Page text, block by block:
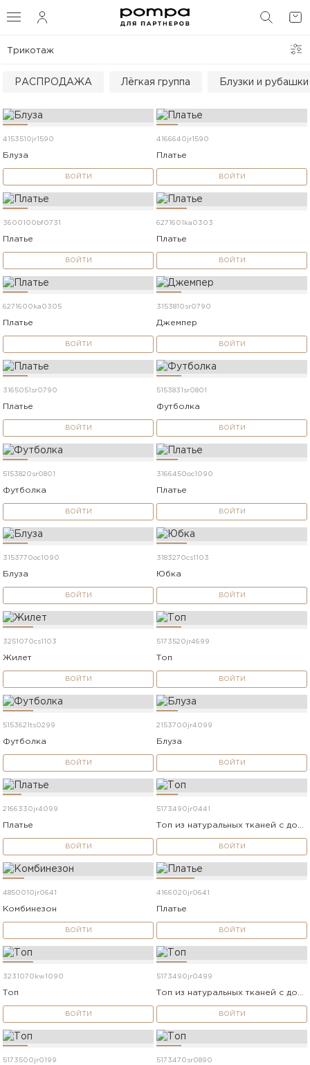
Трикотаж
РАСПРОДАЖА Лёгкая группа Блузки и рубашки
4153510jr1590
Блуза
ВОЙТИ
4166640jr1590
Платье
ВОЙТИ
3600100bf0731
Платье
ВОЙТИ
6271601ka0303
Платье
ВОЙТИ
6271600ka0305
Платье
ВОЙТИ
3153810sr0790
Джемпер
ВОЙТИ
3165051sr0790
Платье
ВОЙТИ
5153831sr0801
Футболка
ВОЙТИ
5153820sr0801
Футболка
ВОЙТИ
3166450oc1090
Платье
ВОЙТИ
3153770oc1090
Блуза
ВОЙТИ
3183270cs1103
Юбка
ВОЙТИ
3251070cs1103
Жилет
ВОЙТИ
5173520jr4699
Топ
ВОЙТИ
5153621ts0299
Футболка
ВОЙТИ
2153700jr4099
Блуза
ВОЙТИ
2166330jr4099
Платье
ВОЙТИ
5173490jr0441
ВОЙТИ
4850010jr0641
Комбинезон
ВОЙТИ
4166020jr0641
Платье
ВОЙТИ
3231070kw1090
Топ
ВОЙТИ
5173490jr0499
ВОЙТИ
5173500jr0199 5173470sr0890
ФИЛЬТРЫ И СОРТИРОВКА
ПОКАЗАТЬ